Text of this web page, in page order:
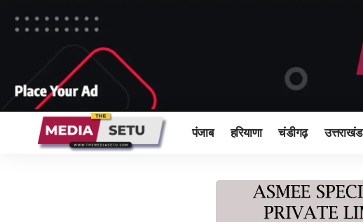
पंजाब हरियाणा चंडीगढ़ उत्तराखंड